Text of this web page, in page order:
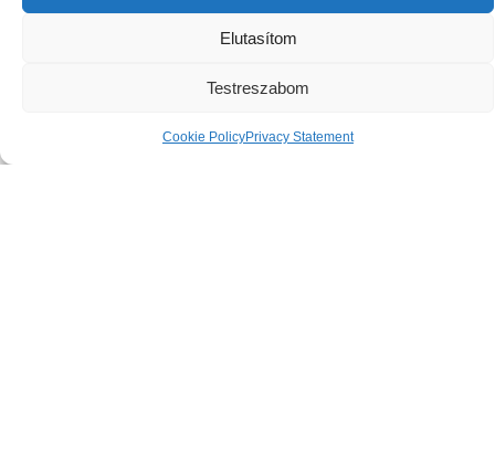
Elutasítom
Testreszabom
Cookie PolicyPrivacy Statement